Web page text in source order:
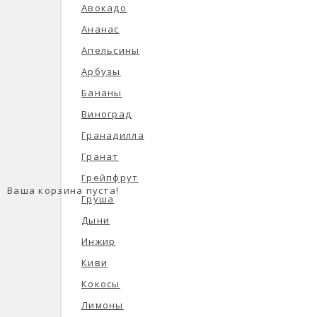
Ваша корзина пуста!
Авокадо
Ананас
Апельсины
Арбузы
Бананы
Виноград
Гранадилла
Гранат
Грейпфрут
Груша
Дыни
Инжир
Киви
Кокосы
Лимоны